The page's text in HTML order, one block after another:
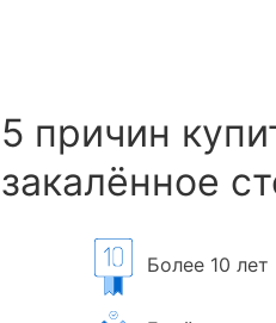
5 причин
закалённое
Более 10